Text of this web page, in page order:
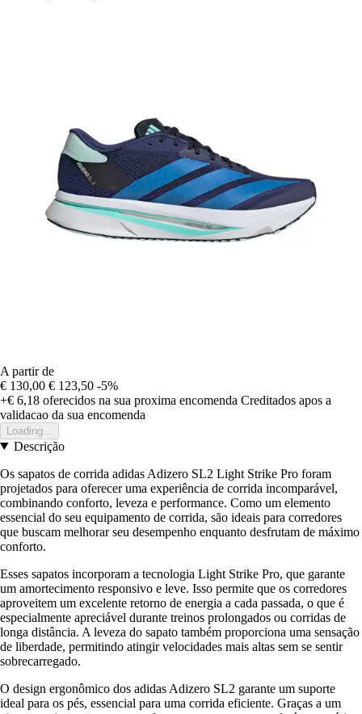
A partir de
€ 130,00 € 123,50 -5%
+€ 6,18 oferecidos na sua proxima encomenda Creditados apos a
validacao da sua encomenda
Loading...
Descrição
Os sapatos de corrida adidas Adizero SL2 Light Strike Pro foram
projetados para oferecer uma experiência de corrida incomparável,
combinando conforto, leveza e performance. Como um elemento
essencial do seu equipamento de corrida, são ideais para corredores
que buscam melhorar seu desempenho enquanto desfrutam de máximo
conforto.
Esses sapatos incorporam a tecnologia Light Strike Pro, que garante
um amortecimento responsivo e leve. Isso permite que os corredores
aproveitem um excelente retorno de energia a cada passada, o que é
especialmente apreciável durante treinos prolongados ou corridas de
longa distância. A leveza do sapato também proporciona uma sensação
de liberdade, permitindo atingir velocidades mais altas sem se sentir
sobrecarregado.
O design ergonômico dos adidas Adizero SL2 garante um suporte
ideal para os pés, essencial para uma corrida eficiente. Graças a um